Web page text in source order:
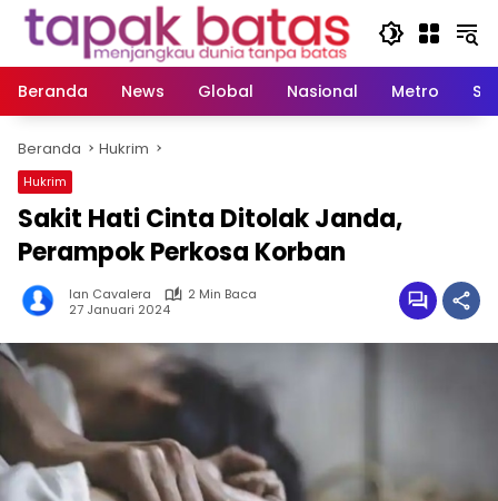
Langsung
Beranda
News Global Nasional Metro
Beranda Hukrim
Hukrim
Sakit Hati Cinta Ditolak Janda,
Perampok Perkosa Korban
Ian Cavalera
2 Min Baca
27 Januari 2024